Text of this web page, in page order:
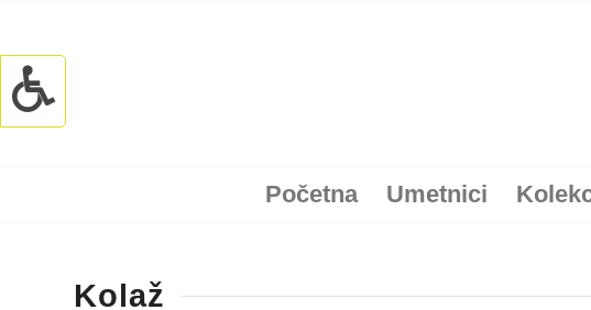
Početna Umetnici
Kolaž